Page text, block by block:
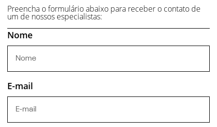
Preencha o formulário abaixo para receber o contato de
um de nossos especialistas:
Nome
E-mail